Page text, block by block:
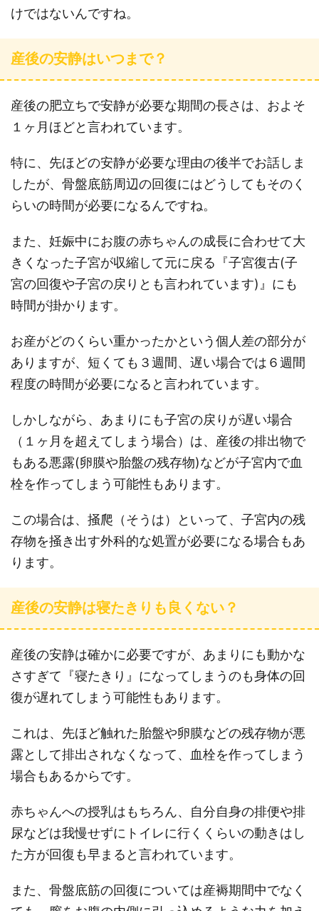
けではないんですね。
産後の安静はいつまで？
産後の肥立ちで安静が必要な期間の長さは、およそ
１ヶ月ほどと言われています。
特に、先ほどの安静が必要な理由の後半でお話しま
したが、骨盤底筋周辺の回復にはどうしてもそのく
らいの時間が必要になるんですね。
また、妊娠中にお腹の赤ちゃんの成長に合わせて大
きくなった子宮が収縮して元に戻る『子宮復古(子
宮の回復や子宮の戻りとも言われています)』にも
時間が掛かります。
お産がどのくらい重かったかという個人差の部分が
ありますが、短くても３週間、遅い場合では６週間
程度の時間が必要になると言われています。
しかしながら、あまりにも子宮の戻りが遅い場合
（１ヶ月を超えてしまう場合）は、産後の排出物で
もある悪露(卵膜や胎盤の残存物)などが子宮内で血
栓を作ってしまう可能性もあります。
この場合は、掻爬（そうは）といって、子宮内の残
存物を掻き出す外科的な処置が必要になる場合もあ
ります。
産後の安静は寝たきりも良くない？
産後の安静は確かに必要ですが、あまりにも動かな
さすぎて『寝たきり』になってしまうのも身体の回
復が遅れてしまう可能性もあります。
これは、先ほど触れた胎盤や卵膜などの残存物が悪
露として排出されなくなって、血栓を作ってしまう
場合もあるからです。
赤ちゃんへの授乳はもちろん、自分自身の排便や排
尿などは我慢せずにトイレに行くくらいの動きはし
た方が回復も早まると言われています。
また、骨盤底筋の回復については産褥期間中でなく